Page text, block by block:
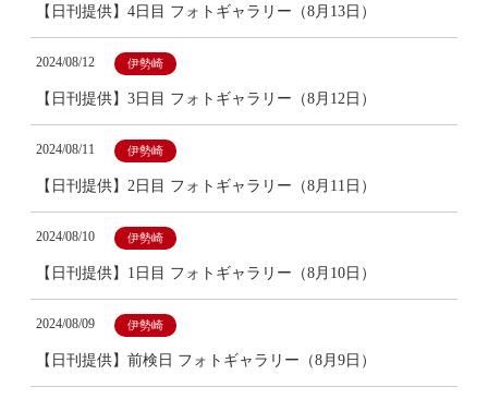
【日刊提供】4日目 フォトギャラリー（8月13日）
2024/08/12 伊勢崎
【日刊提供】3日目 フォトギャラリー（8月12日）
2024/08/11 伊勢崎
【日刊提供】2日目 フォトギャラリー（8月11日）
2024/08/10 伊勢崎
【日刊提供】1日目 フォトギャラリー（8月10日）
2024/08/09 伊勢崎
【日刊提供】前検日 フォトギャラリー（8月9日）